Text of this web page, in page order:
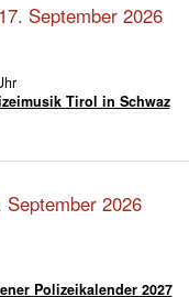
September 2026
Tirol in Schwaz
2026
Polizeikalender 2027